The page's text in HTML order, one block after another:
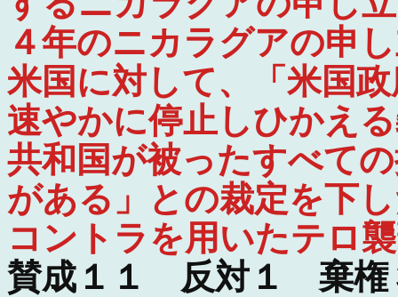
４年のニカラグアの申
米国に対して、「米国
速やかに停止しひかえ
共和国が被ったすべて
がある」との裁定を下
コントラを用いたテロ
賛成１１ 反対１ 棄権